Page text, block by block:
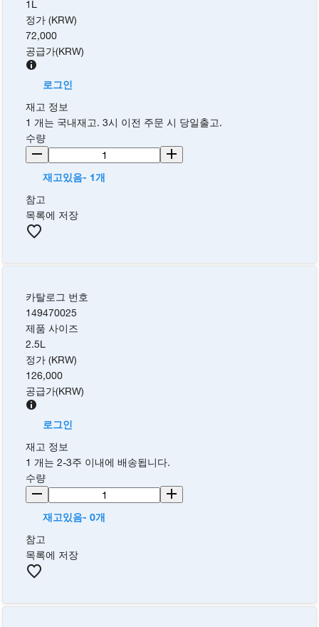
1L
정가 (KRW)
72,000
공급가(KRW)
로그인
재고 정보
1 개는 국내재고. 3시 이전 주문 시 당일출고.
수량
재고있음- 1개
참고
목록에 저장
카탈로그 번호
149470025
제품 사이즈
2.5L
정가 (KRW)
126,000
공급가(KRW)
로그인
재고 정보
1 개는 2-3주 이내에 배송됩니다.
수량
재고있음- 0개
참고
목록에 저장